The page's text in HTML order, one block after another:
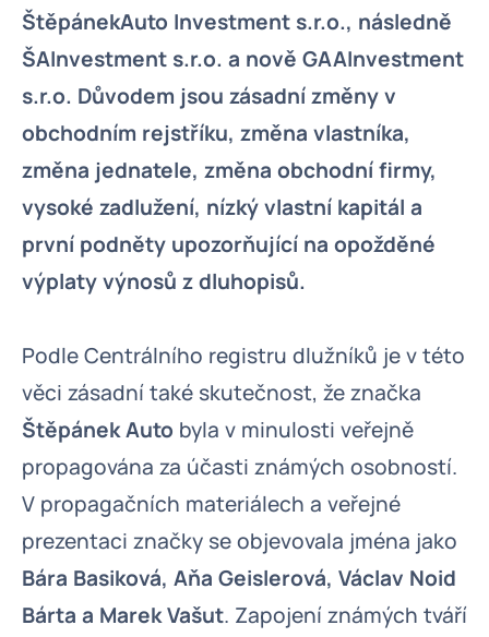
ŠtěpánekAuto Investment s.r.o., následně
ŠAInvestment s.r.o. a nově GAAInvestment
s.r.o. Důvodem jsou zásadní změny v
obchodním rejstříku, změna vlastníka,
změna jednatele, změna obchodní firmy,
vysoké zadlužení, nízký vlastní kapitál a
první podněty upozorňující na opožděné
výplaty výnosů z dluhopisů.
Podle Centrálního registru dlužníků je v této
věci zásadní také skutečnost, že značka
Štěpánek Auto byla v minulosti veřejně
propagována za účasti známých osobností.
V propagačních materiálech a veřejné
prezentaci značky se objevovala jména jako
Bára Basiková, Aňa Geislerová, Václav Noid
Bárta a Marek Vašut. Zapojení známých tváří